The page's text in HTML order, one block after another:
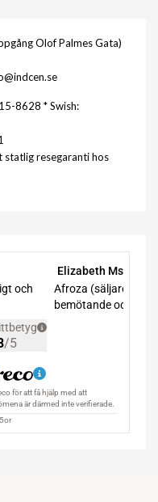
Olof Palmes Gata)
8628 * Swish:
statlig resegaranti hos